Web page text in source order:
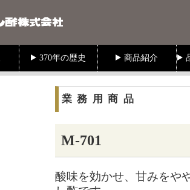
業務用商品
M-701
酸味を効かせ、甘みをや